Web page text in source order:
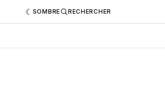
SOMBRE RECHERCHER